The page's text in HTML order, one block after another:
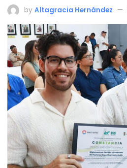
by Altagracia Hernández